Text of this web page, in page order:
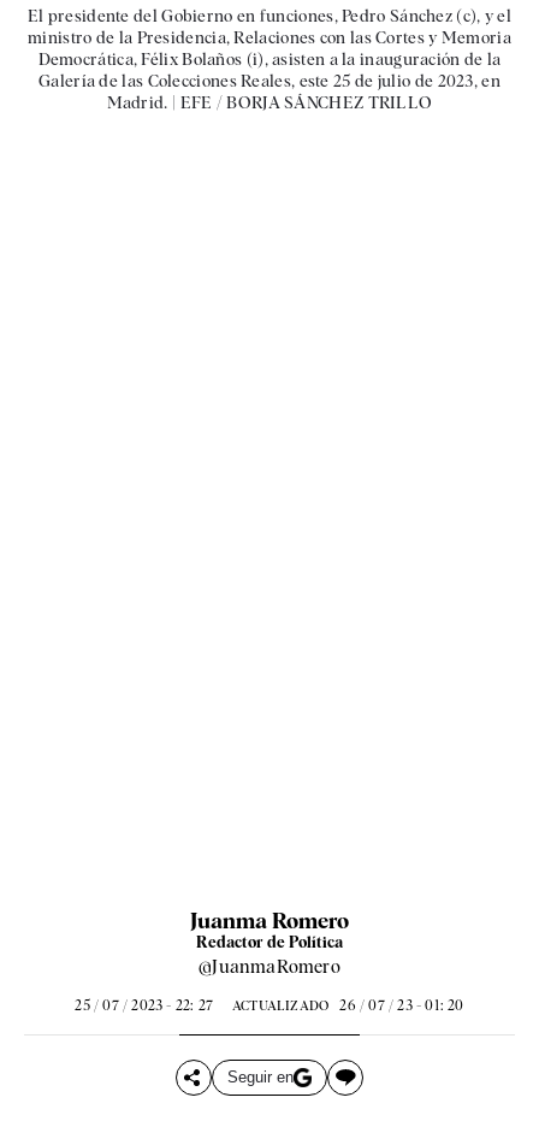
El presidente del Gobierno en funciones, Pedro Sánchez (c), y el
ministro de la Presidencia, Relaciones con las Cortes y Memoria
Democrática, Félix Bolaños (i), asisten a la inauguración de la
Galería de las Colecciones Reales, este 25 de julio de 2023, en
Madrid. | EFE / BORJA SÁNCHEZ TRILLO
Juanma Romero
Redactor de Política
@JuanmaRomero
25 / 07 / 2023 - 22: 27 ACTUALIZADO 26 / 07 / 23 - 01: 20
Seguir en